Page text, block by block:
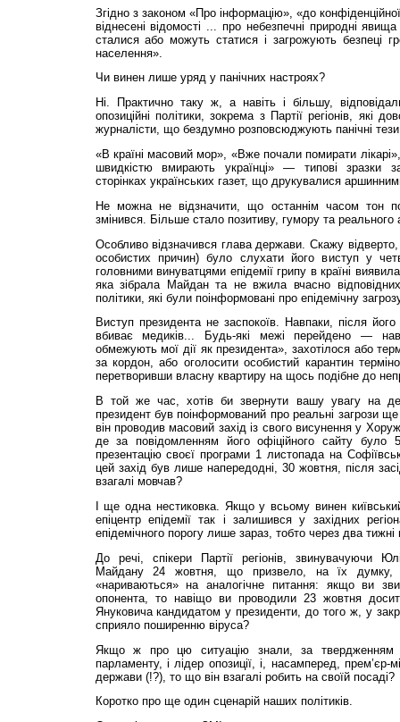
Згідно з законом «Про інформацію», «до
віднесені відомості ... про небезпечні природні явища
сталися або можуть статися і загрожують безпеці
населення».
Чи винен лише уряд у панічних настроях?
Ні. Практично таку ж, а навіть і більшу,
опозиційні політики, зокрема з Партії регіонів, які
журналісти, що бездумно розповсюджують панічні
«В країні масовий мор», «Вже почали помирати
швидкістю вмирають українці» — типові зразки
сторінках українських газет, що друкувалися
Не можна не відзначити, що останнім часом тон
змінився. Більше стало позитиву, гумору та реального
Особливо відзначився глава держави. Скажу
особистих причин) було слухати його виступ у
головними винуватцями епідемії грипу в країні
яка зібрала Майдан та не вжила вчасно
політики, які були поінформовані про епідемічну
Виступ президента не заспокоїв. Навпаки, після
вбиває медиків... Будь-які межі перейдено —
обмежують мої дії як президента», захотілося або
за кордон, або оголосити особистий карантин
перетворивши власну квартиру на щось подібне до
В той же час, хотів би звернути вашу увагу на
президент був поінформований про реальні загрози
він проводив масовий захід із свого висунення у
де за повідомленням його офіційного сайту
презентацію своєї програми 1 листопада на
цей захід був лише напередодні, 30 жовтня, після
взагалі мовчав?
І ще одна нестиковка. Якщо у всьому винен
епіцентр епідемії так і залишився у західних
епідемічного порогу лише зараз, тобто через два
До речі, спікери Партії регіонів, звинувачуючи
Майдану 24 жовтня, що призвело, на їх думку,
«нариваються» на аналогічне питання: якщо ви
опонента, то навіщо ви проводили 23 жовтня
Януковича кандидатом у президенти, до того ж, у
сприяло поширенню віруса?
Якщо ж про цю ситуацію знали, за твердженням
парламенту, і лідер опозиції, і, насамперед,
держави (!?), то що він взагалі робить на своїй посаді?
Коротко про ще один сценарій наших політиків.